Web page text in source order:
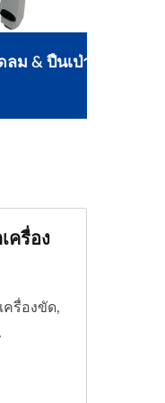
& ปืนเป่า
ครื่อง
ครื่องขัด,